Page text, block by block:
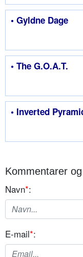
• Gyldne Dage
• The G.O.A.T.
• Inverted
Kommentarer
Navn*:
E-mail*: